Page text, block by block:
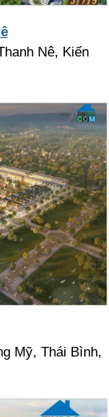
Nê, Kiến
Mỹ, Thái Bình,